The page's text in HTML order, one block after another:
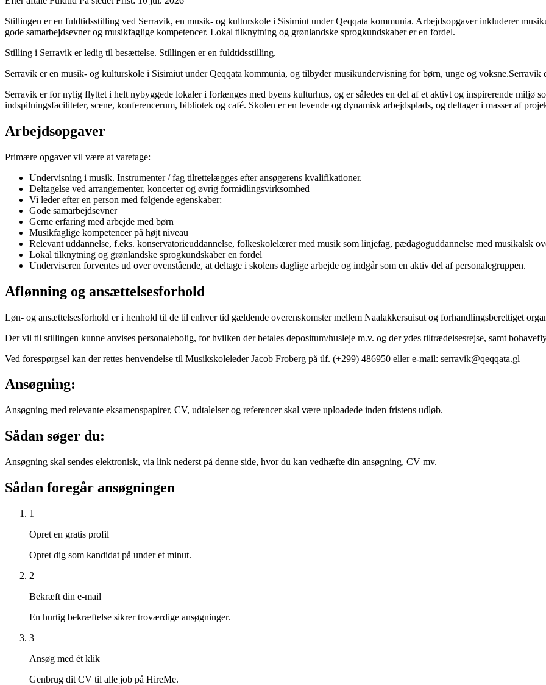
Stillingen er en fuldtidsstilling ved Serravik, en musik- og kulturskole i Sisimiut under Qeqqata kommunia. Arbejdsopgaver inkluderer
gode samarbejdsevner og musikfaglige kompetencer. Lokal tilknytning og grønlandske sprogkundskaber er en fordel.
Stilling i Serravik er ledig til besættelse. Stillingen er en fuldtidsstilling.
Serravik er en musik- og kulturskole i Sisimiut under Qeqqata kommunia, og tilbyder musikundervisning for børn, unge og
Serravik er for nylig flyttet i helt nybyggede lokaler i forlænges med byens kulturhus, og er således en del af et aktivt og inspirerende miljø
indspilningsfaciliteter, scene, konferencerum, bibliotek og café. Skolen er en levende og dynamisk arbejdsplads, og deltager i masser af
Arbejdsopgaver
Primære opgaver vil være at varetage:
Undervisning i musik. Instrumenter / fag tilrettelægges efter ansøgerens kvalifikationer.
Deltagelse ved arrangementer, koncerter og øvrig formidlingsvirksomhed
Vi leder efter en person med følgende egenskaber:
Gode samarbejdsevner
Gerne erfaring med arbejde med børn
Musikfaglige kompetencer på højt niveau
Relevant uddannelse, f.eks. konservatorieuddannelse, folkeskolelærer med musik som linjefag, pædagoguddannelse med musikalsk
Lokal tilknytning og grønlandske sprogkundskaber en fordel
Underviseren forventes ud over ovenstående, at deltage i skolens daglige arbejde og indgår som en aktiv del af personalegruppen.
Aflønning og ansættelsesforhold
Løn- og ansættelsesforhold er i henhold til de til enhver tid gældende overenskomster mellem Naalakkersuisut og forhandlingsberettiget
Der vil til stillingen kunne anvises personalebolig, for hvilken der betales depositum/husleje m.v. og der ydes tiltrædelsesrejse, samt
Ved forespørgsel kan der rettes henvendelse til Musikskoleleder Jacob Froberg på tlf. (+299) 486950 eller e-mail: serravik@qeqqata.gl
Ansøgning:
Ansøgning med relevante eksamenspapirer, CV, udtalelser og referencer skal være uploadede inden fristens udløb.
Sådan søger du:
Ansøgning skal sendes elektronisk, via link nederst på denne side, hvor du kan vedhæfte din ansøgning, CV mv.
Sådan foregår ansøgningen
1
Opret en gratis profil
Opret dig som kandidat på under et minut.
2
Bekræft din e-mail
En hurtig bekræftelse sikrer troværdige ansøgninger.
3
Ansøg med ét klik
Genbrug dit CV til alle job på HireMe.